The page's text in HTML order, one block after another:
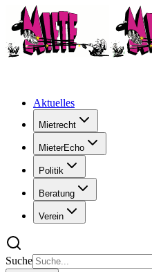
Aktuelles
Mietrecht
MieterEcho
Politik
Beratung
Verein
Suche